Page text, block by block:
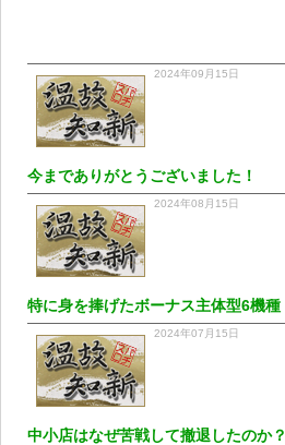
2024年09月15日
今までありがとうございました！
2024年08月15日
特に身を捧げたボーナス主体型6機種
2024年07月15日
中小店はなぜ苦戦して撤退したのか？